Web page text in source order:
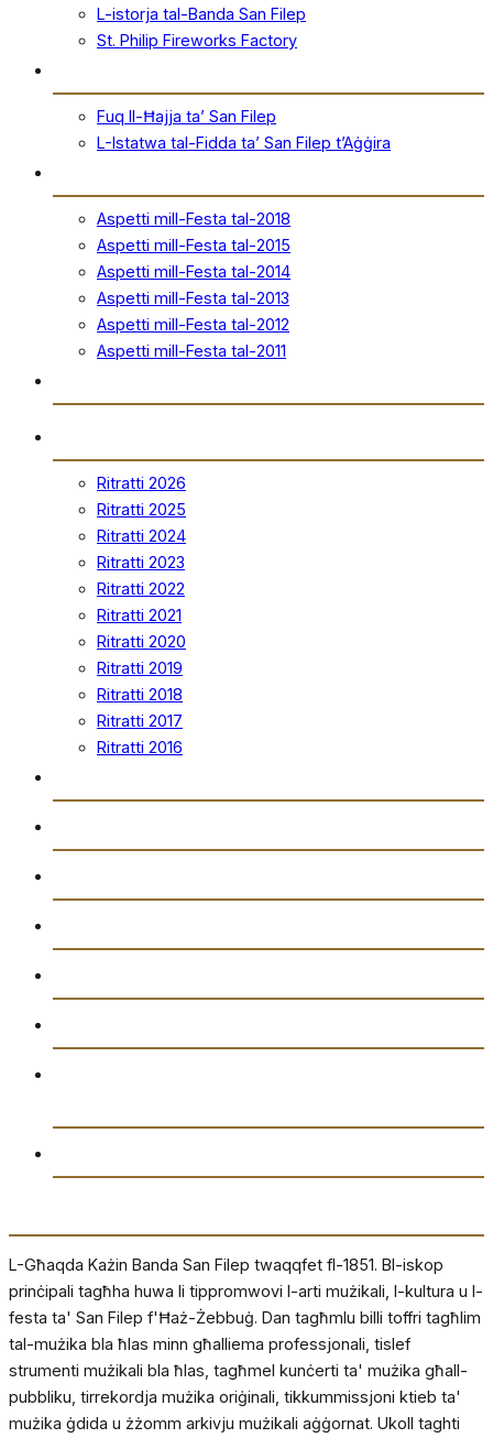
L-istorja tal-Banda San Filep
St. Philip Fireworks Factory
Fuq Il-Ħajja ta’ San Filep
L-Istatwa tal-Fidda ta’ San Filep t’Aġġira
Aspetti mill-Festa tal-2018
Aspetti mill-Festa tal-2015
Aspetti mill-Festa tal-2014
Aspetti mill-Festa tal-2013
Aspetti mill-Festa tal-2012
Aspetti mill-Festa tal-2011
Ritratti 2026
Ritratti 2025
Ritratti 2024
Ritratti 2023
Ritratti 2022
Ritratti 2021
Ritratti 2020
Ritratti 2019
Ritratti 2018
Ritratti 2017
Ritratti 2016
L-Għaqda Każin Banda San Filep twaqqfet fl-1851. Bl-iskop
prinċipali tagħha huwa li tippromwovi l-arti mużikali, l-kultura u l-
festa ta' San Filep f'Ħaż-Żebbuġ. Dan tagħmlu billi toffri tagħlim
tal-mużika bla ħlas minn għalliema professjonali, tislef
strumenti mużikali bla ħlas, tagħmel kunċerti ta' mużika għall-
pubbliku, tirrekordja mużika oriġinali, tikkummissjoni ktieb ta'
mużika ġdida u żżomm arkivju mużikali aġġornat. Ukoll taghti